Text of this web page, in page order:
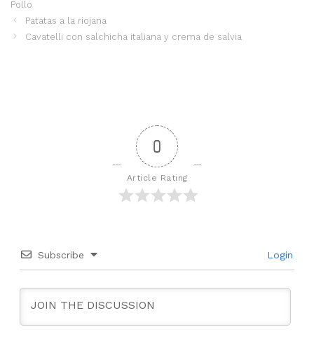
Pollo
Patatas a la riojana
Cavatelli con salchicha italiana y crema de salvia
0
Article Rating
Subscribe Login